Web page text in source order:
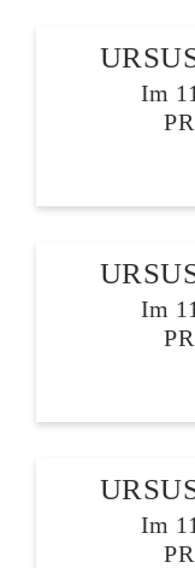
Im
Im
Im